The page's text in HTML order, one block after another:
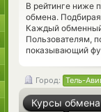
В рейтинге ниже
обмена.
Каждый
Пользователям,
показывающий
Город: Тель-
Курсы обмена